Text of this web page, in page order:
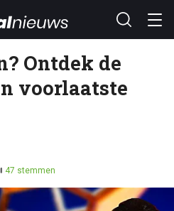
Ontdek de
voorlaatste
47 stemmen